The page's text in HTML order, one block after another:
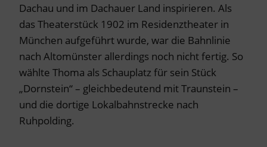
Dachau und im Dachauer Land inspirieren. Als
das Theaterstück 1902 im Residenztheater in
München aufgeführt wurde, war die Bahnlinie
nach Altomünster allerdings noch nicht fertig. So
wählte Thoma als Schauplatz für sein Stück
„Dornstein“ – gleichbedeutend mit Traunstein –
und die dortige Lokalbahnstrecke nach
Ruhpolding.